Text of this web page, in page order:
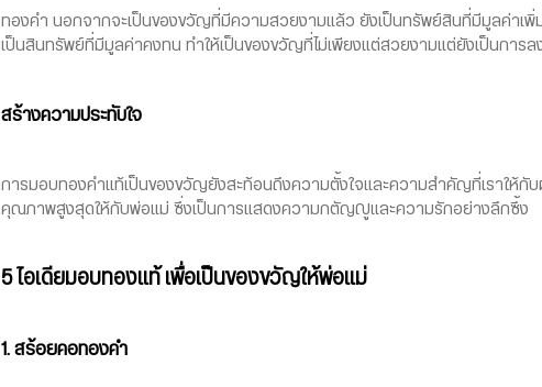
ทองคำ นอกจากจะเป็นของขวัญที่มีความสวยงามแล้ว ยังเป็นทรัพย์สินที่มีมูลค่าเพิ่
เป็นสินทรัพย์ที่มีมูลค่าคงทน ทำให้เป็นของขวัญที่ไม่เพียงแต่สวยงามแต่ยังเป็นการ
สร้างความประทับใจ
การมอบทองคำแท้เป็นของขวัญยังสะท้อนถึงความตั้งใจและความสำคัญที่เราให้กั
คุณภาพสูงสุดให้กับพ่อแม่ ซึ่งเป็นการแสดงความกตัญญูและความรักอย่างลึกซึ้ง
5 ไอเดียมอบทองแท้ เพื่อเป็นของขวัญให้พ่อแม่
1. สร้อยคอทองคำ